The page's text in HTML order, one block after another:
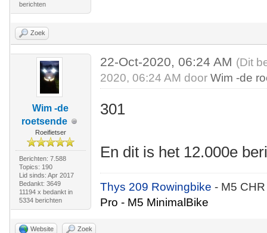
berichten
Zoek
Wim -de
roetsende
Roeifietser
Berichten: 7.588
Topics: 190
Lid sinds: Apr 2017
Bedankt: 3649
11194 x bedankt in
5334 berichten
22-Oct-2020, 06:24 AM (Dit
2020, 06:24 AM doorWim -de
301
En dit is het 12.000e
Thys 209 Rowingbike- M5
Pro - M5 MinimalBike
Website Zoek